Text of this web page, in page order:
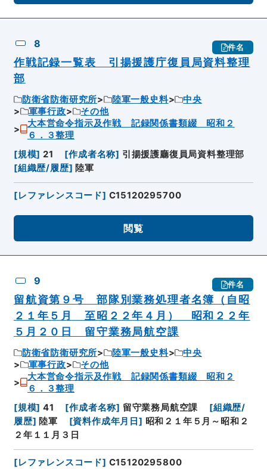
8 件名
作戦記録一覧表 引揚援護庁復員局資料整理
部
防衛省防衛研究所 陸軍一般史料
中央
軍事行政
その他
大本営命令指示及作戦 記録関係書類綴 昭和２
６．３整理
[規模] 21 [作成者名称] 引揚援護廳復員局資料整理部
[組織歴/履歴] 陸軍
[レファレンスコード] C15120295700
閲覧
9 件名
留航資第９号 部隊別業務処理者名簿（自昭
２１年５月 至昭２２年４月） 昭和２２年
５月２０日 留守業務局航空課
防衛省防衛研究所 陸軍一般史料
中央
軍事行政
その他
大本営命令指示及作戦 記録関係書類綴 昭和２
６．３整理
[規模] 41 [作成者名称] 留守業務局航空課 [組織歴/
履歴] 陸軍 [資料作成年月日 ] 昭和２１年５月～昭和２
２年１１月３日
[レファレンスコード] C15120295800